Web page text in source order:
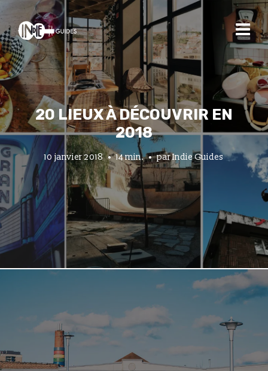
20 LIEUX À DÉCOUVRIR EN
2018
10 janvier 2018 14 min. parIndie Guides